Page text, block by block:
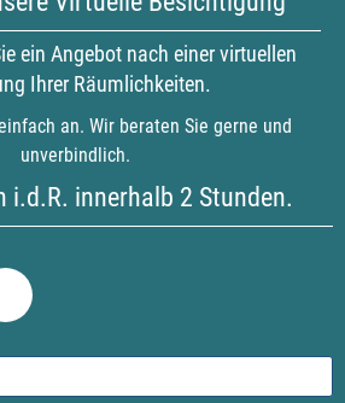
ein Angebot nach einer virtuellen
Ihrer Räumlichkeiten.
an. Wir beraten Sie gerne und
unverbindlich.
i.d.R. innerhalb 2 Stunden.